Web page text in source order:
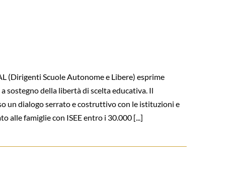
(Dirigenti Scuole Autonome e Libere) esprime
sostegno della libertà di scelta educativa. Il
un dialogo serrato e costruttivo con le istituzioni e
alle famiglie con ISEE entro i 30.000 [...]